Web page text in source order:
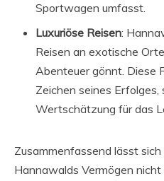
Sportwagen umfasst.
Luxuriöse Reisen:
Reisen an exotische
Abenteuer gönnt. Diese
Zeichen seines Erfolges,
Wertschätzung für das
Zusammenfassend lässt
Hannawalds Vermögen